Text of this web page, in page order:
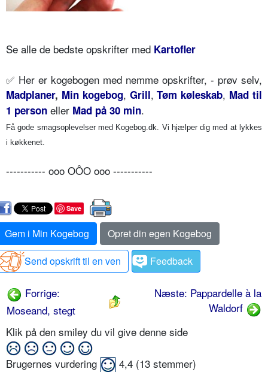
Se alle de bedste opskrifter med Kartofler
✅ Her er kogebogen med nemme opskrifter, - prøv selv,
Madplaner, Min kogebog, Grill,Tøm køleskab, Mad til
1 person eller Mad på 30 min.
Få gode smagsoplevelser med Kogebog.dk. Vi hjælper dig med at lykkes
i køkkenet.
----------- ooo OÔO ooo -----------
Save
Gem i Min Kogebog
Opret din egen Kogebog
Send opskrift til en ven
Feedback
Forrige:
Moseand, stegt
Næste: Pappardelle à la
Waldorf
Klik på den smiley du vil give denne side
Brugernes vurdering 4,4 (13 stemmer)